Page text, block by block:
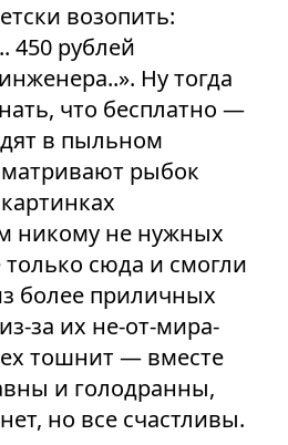
возопить:
450 рублей
Ну тогда
что бесплатно —
в пыльном
рыбок
никому не нужных
сюда и смогли
более приличных
за их не-от-мира-
тошнит — вместе
и голодранны,
но все счастливы.